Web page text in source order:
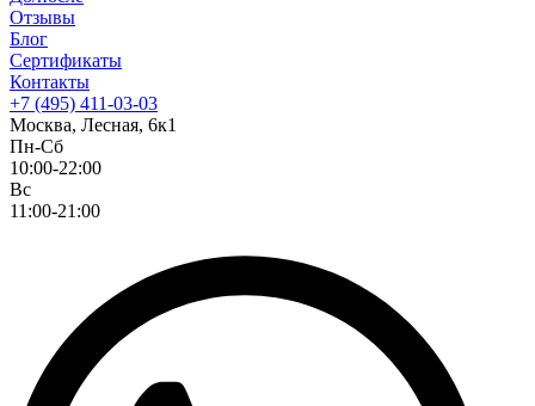
Отзывы
Блог
Сертификаты
Контакты
+7 (495) 411-03-03
Москва, Лесная, 6к1
Пн-Сб
10:00-22:00
Вс
11:00-21:00